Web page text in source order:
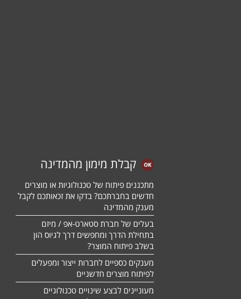
קבלת מימון מהמדינה
מתכננים פיתוח של טכנולוגיות או מוצרים
חדשים בחברתכם? בדקו את זכאותכם לקבל
מענק מהמדינה
בעלים של חברת סטארט-אפ / מיזם
בתחילת הדרך ומחפשים דרך לגיוס הון
בשלב פיתוח המוצר?
מענקים כספיים לחברות ייצור ומפעלים
לפיתוח מוצרים חדשניים
מעוניינים לבצע שינויים טכנולוגיים